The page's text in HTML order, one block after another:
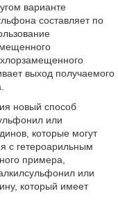
варианте
составляет по
выход получаемого
новый способ
или
которые могут
с гетероарильным
примера,
или
который имеет